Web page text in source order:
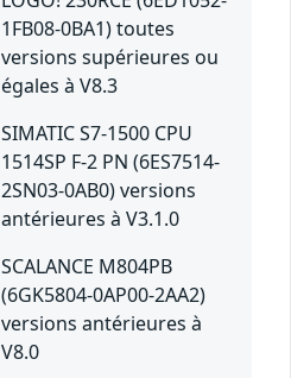
1FB08-0BA1) toutes
versions supérieures ou
égales à V8.3
SIMATIC S7-1500 CPU
1514SP F-2 PN (6ES7514-
2SN03-0AB0) versions
antérieures à V3.1.0
SCALANCE M804PB
(6GK5804-0AP00-2AA2)
versions antérieures à
V8.0